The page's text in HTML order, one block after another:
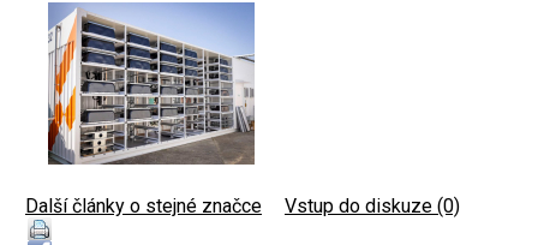
Další články o stejné značce Vstup do diskuze (0)